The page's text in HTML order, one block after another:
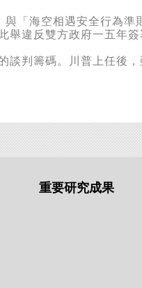
海空相遇安全行為準
違反雙方政府一五年簽
判籌碼。川普上任後，
重要研究成果